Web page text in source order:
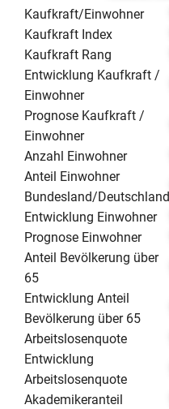
Kaufkraft/Einwohner
Kaufkraft Index
Kaufkraft Rang
Entwicklung Kaufkraft /
Einwohner
Prognose Kaufkraft /
Einwohner
Anzahl Einwohner
Anteil Einwohner
Bundesland/Deutschland
Entwicklung Einwohner
Prognose Einwohner
Anteil Bevölkerung über
65
Entwicklung Anteil
Bevölkerung über 65
Arbeitslosenquote
Entwicklung
Arbeitslosenquote
Akademikeranteil